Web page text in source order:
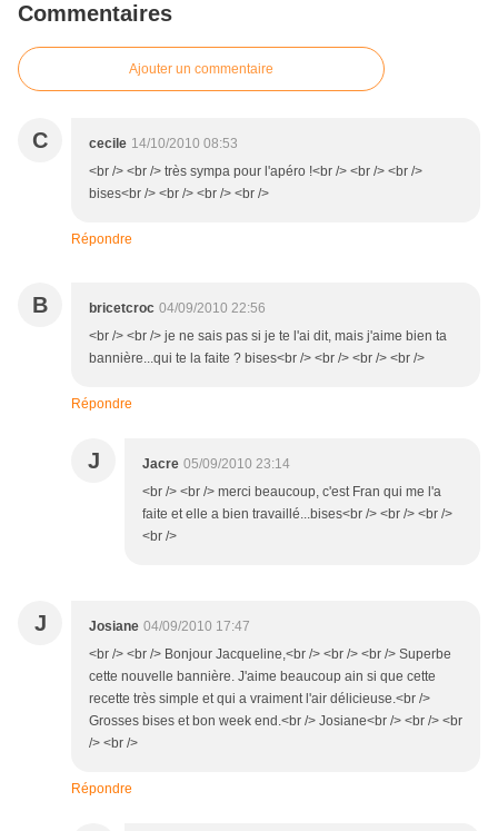
Commentaires
Ajouter un commentaire
C cecile 14/10/2010 08:53
<br /> <br /> très sympa pour l'apéro !<br /> <br /> <br />
bises<br /> <br /> <br /> <br />
Répondre
B bricetcroc 04/09/2010 22:56
<br /> <br /> je ne sais pas si je te l'ai dit, mais j'aime bien ta
bannière...qui te la faite ? bises<br /> <br /> <br /> <br />
Répondre
J Jacre 05/09/2010 23:14
<br /> <br /> merci beaucoup, c'est Fran qui me l'a
faite et elle a bien travaillé...bises<br /> <br /> <br />
<br />
J Josiane 04/09/2010 17:47
<br /> <br /> Bonjour Jacqueline,<br /> <br /> <br /> Superbe
cette nouvelle bannière. J'aime beaucoup ain si que cette
recette très simple et qui a vraiment l'air délicieuse.<br />
Grosses bises et bon week end.<br /> Josiane<br /> <br /> <br
/> <br />
Répondre